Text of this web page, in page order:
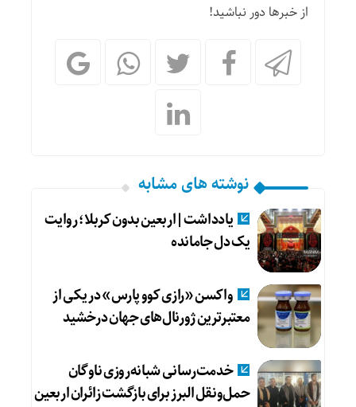
از خبرها دور نباشید!
نوشته های مشابه
یادداشت|اربعین بدون کربلا؛ روایت
یک دل جامانده
واکسن «رازی کوو پارس» در یکی از
معتبرترین ژورنال‌های جهان درخشید
خدمت‌رسانی شبانه‌روزی ناوگان
حمل‌ونقل البرز برای بازگشت زائران اربعین